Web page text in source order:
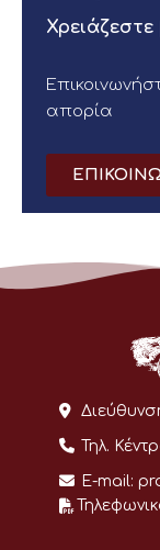
Χρειάζεστε
απορία
Τηλ.
E-mail: